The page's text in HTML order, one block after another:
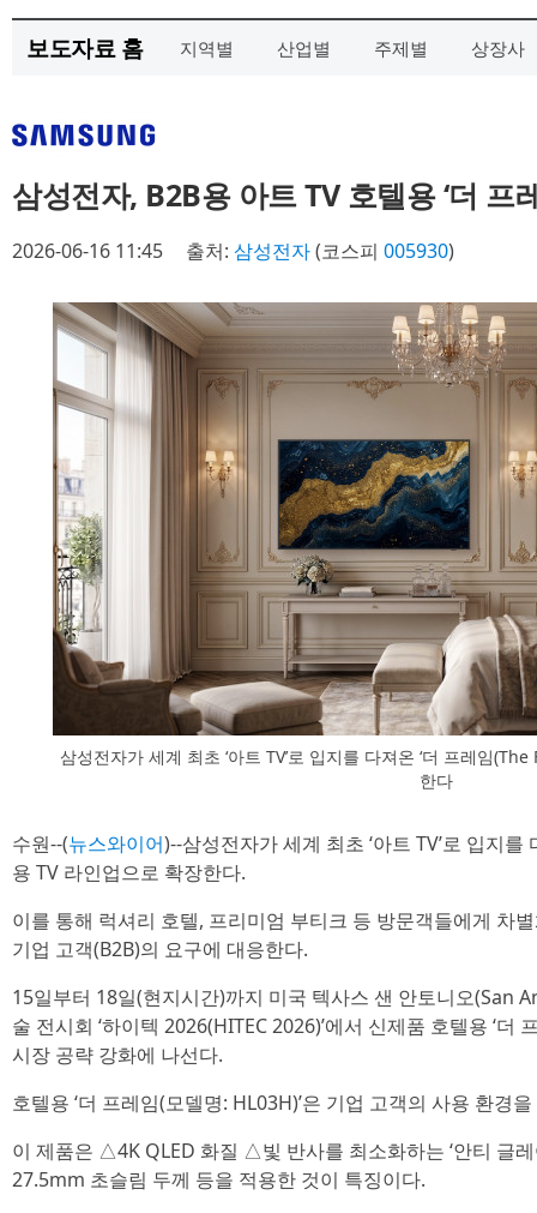
보도자료 홈 지역별 산업별 주제별 상장사
삼성전자, B2B용 아트 TV 호텔용 ‘더 프
2026-06-16 11:45 출처: 삼성전자(코스피 005930)
삼성전자가 세계 최초 ‘아트 TV’로 입지를 다져온 ‘더 프레임
한다
수원--(뉴스와이어)--삼성전자가 세계 최초 ‘아트 TV’로 입지
용 TV 라인업으로 확장한다.
이를 통해 럭셔리 호텔, 프리미엄 부티크 등 방문객들에게 차
기업 고객(B2B)의 요구에 대응한다.
15일부터 18일(현지시간)까지 미국 텍사스 샌 안토니오(San
술 전시회 ‘하이텍 2026(HITEC 2026)’에서 신제품 호텔용 ‘더
시장 공략 강화에 나선다.
호텔용 ‘더 프레임(모델명: HL03H)’은 기업 고객의 사용 환경
이 제품은 △4K QLED 화질 △빛 반사를 최소화하는 ‘안티 글
27.5mm 초슬림 두께 등을 적용한 것이 특징이다.